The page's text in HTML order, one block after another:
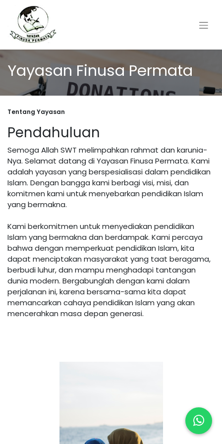
Yayasan Finusa Permata
Tentang Yayasan
Pendahuluan
Semoga Allah SWT melimpahkan rahmat dan karunia-
Nya. Selamat datang di Yayasan Finusa Permata. Kami
adalah yayasan yang berspesialisasi dalam pendidikan
Islam. Dengan bangga kami berbagi visi, misi, dan
komitmen kami untuk menyebarkan pendidikan Islam
yang bermakna.
Kami berkomitmen untuk menyediakan pendidikan
Islam yang bermakna dan berdampak. Kami percaya
bahwa dengan memperkuat pendidikan Islam, kita
dapat menciptakan masyarakat yang taat beragama,
berbudi luhur, dan mampu menghadapi tantangan
dunia modern. Bergabunglah dengan kami dalam
perjalanan ini, karena bersama-sama kita dapat
memancarkan cahaya pendidikan Islam yang akan
mencerahkan masa depan generasi.